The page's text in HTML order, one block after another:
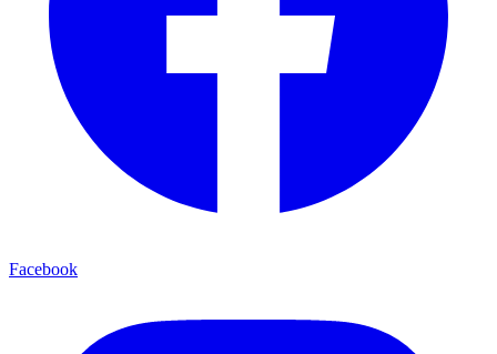
Facebook